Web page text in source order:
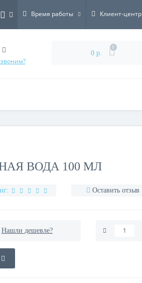
Время работы Клиент-центр
0 р.
0
ВОДА 100 МЛ
Оставить отзыв
Нашли дешевле?